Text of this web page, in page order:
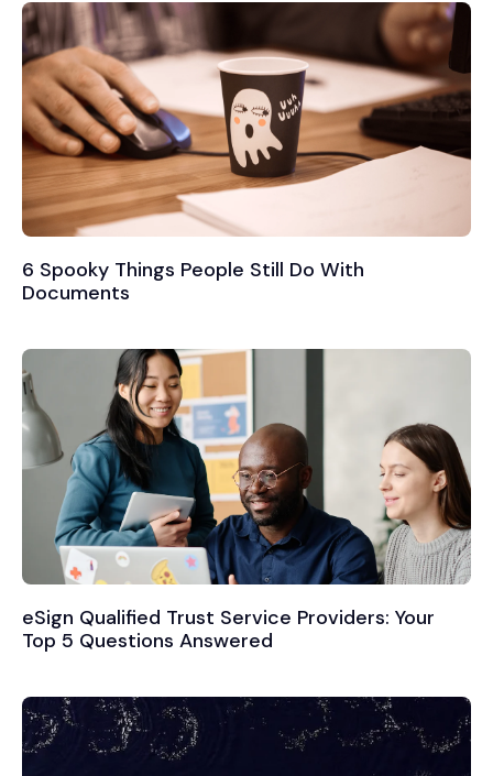
6 Spooky Things People Still Do With
Documents
eSign Qualified Trust Service Providers: Your
Top 5 Questions Answered